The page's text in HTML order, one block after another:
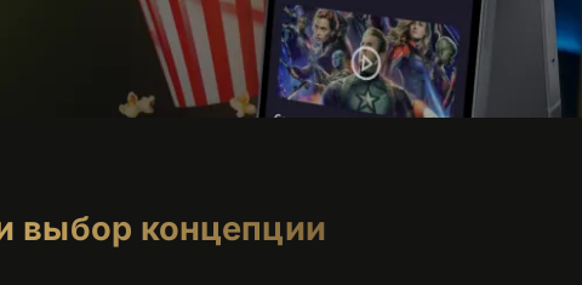
выбор концепции